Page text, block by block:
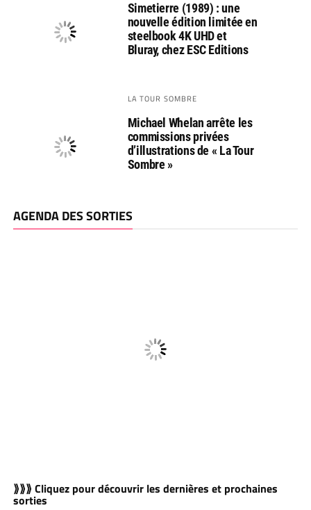
Simetierre (1989) : une
nouvelle édition limitée en
steelbook 4K UHD et
Bluray, chez ESC Editions
LA TOUR SOMBRE
Michael Whelan arrête les
commissions privées
d’illustrations de « La Tour
Sombre »
AGENDA DES SORTIES
⟫⟫⟫ Cliquez pour découvrir les dernières et prochaines
sorties